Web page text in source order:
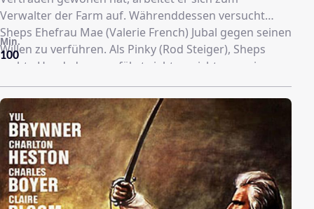
Verwalter der Farm auf. Währenddessen versucht
Sheps Ehefrau Mae (Valerie French) Jubal gegen seinen
Willen zu verführen. Als Pinky (Rod Steiger), Sheps
rechte Hand, davon erfährt sieht er nicht nur seine
Führungsposition, sondern auch seine Beziehung zu
Mae gefährdet.
100
Min.